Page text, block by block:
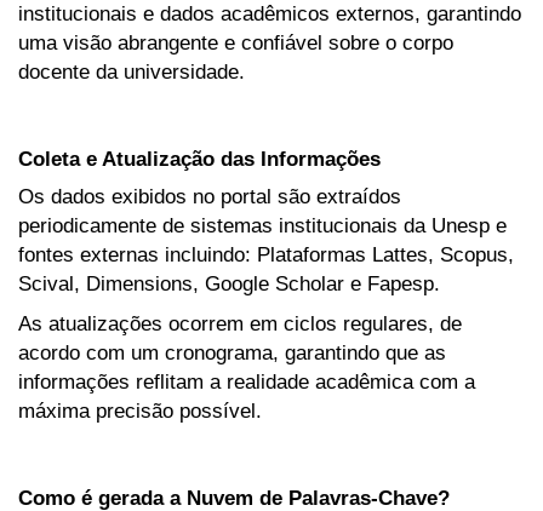
institucionais e dados acadêmicos externos, garantindo
uma visão abrangente e confiável sobre o corpo
docente da universidade.
Coleta e Atualização das Informações
Os dados exibidos no portal são extraídos
periodicamente de sistemas institucionais da Unesp e
fontes externas incluindo: Plataformas Lattes, Scopus,
Scival, Dimensions, Google Scholar e Fapesp.
As atualizações ocorrem em ciclos regulares, de
acordo com um cronograma, garantindo que as
informações reflitam a realidade acadêmica com a
máxima precisão possível.
Como é gerada a Nuvem de Palavras-Chave?